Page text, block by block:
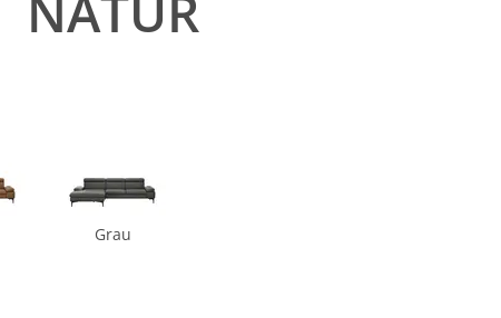
Grau